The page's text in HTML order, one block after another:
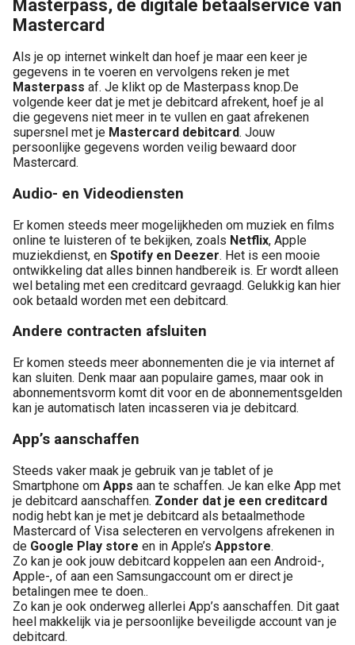
Masterpass, de digitale betaalservice van
Mastercard
Als je op internet winkelt dan hoef je maar een keer je
gegevens in te voeren en vervolgens reken je met
Masterpass af. Je klikt op de Masterpass knop.De
volgende keer dat je met je debitcard afrekent, hoef je al
die gegevens niet meer in te vullen en gaat afrekenen
supersnel met je Mastercard debitcard. Jouw
persoonlijke gegevens worden veilig bewaard door
Mastercard.
Audio- en Videodiensten
Er komen steeds meer mogelijkheden om muziek en films
online te luisteren of te bekijken, zoals Netflix, Apple
muziekdienst, en Spotify en Deezer. Het is een mooie
ontwikkeling dat alles binnen handbereik is. Er wordt alleen
wel betaling met een creditcard gevraagd. Gelukkig kan hier
ook betaald worden met een debitcard.
Andere contracten afsluiten
Er komen steeds meer abonnementen die je via internet af
kan sluiten. Denk maar aan populaire games, maar ook in
abonnementsvorm komt dit voor en de abonnementsgelden
kan je automatisch laten incasseren via je debitcard.
App’s aanschaffen
Steeds vaker maak je gebruik van je tablet of je
Smartphone om Apps aan te schaffen. Je kan elke App met
je debitcard aanschaffen. Zonder dat je een creditcard
nodig hebt kan je met je debitcard als betaalmethode
Mastercard of Visa selecteren en vervolgens afrekenen in
de Google Play store en in Apple’s Appstore.
Zo kan je ook jouw debitcard koppelen aan een Android-,
Apple-, of aan een Samsungaccount om er direct je
betalingen mee te doen..
Zo kan je ook onderweg allerlei App’s aanschaffen. Dit gaat
heel makkelijk via je persoonlijke beveiligde account van je
debitcard.